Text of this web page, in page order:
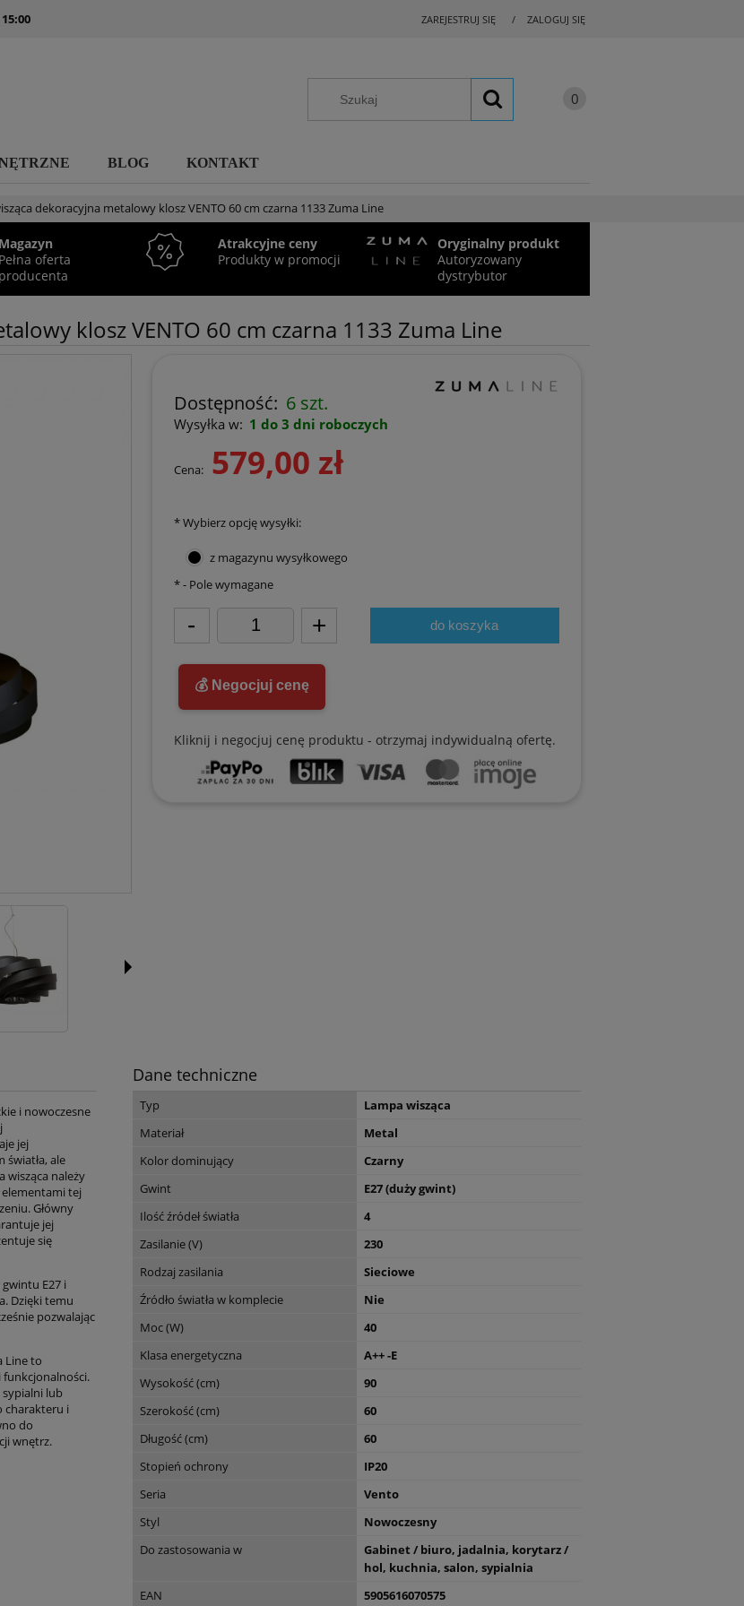
ZAREJESTRUJ SIĘ ZALOGUJ SIĘ
BLOG KONTAKT
dekoracyjna metalowy klosz VENTO 60 cm czarna 1133 Zuma Line
Magazyn
Pełna oferta
producenta
Atrakcyjne ceny
Produkty w promocji
Oryginalny produkt
Autoryzowany
dystrybutor
klosz VENTO 60 cm czarna 1133 Zuma Line
Dostępność: 6 szt.
Wysyłka w: 1 do 3 dni roboczych
Cena: 579,00 zł
*Wybierz opcję wysyłki:
z magazynu wysyłkowego
- + do koszyka
*- Pole wymagane
💰 Negocjuj cenę
Kliknij i negocjuj cenę produktu - otrzymaj indywidualną ofertę.
i nowoczesne
jej
światła, ale
wisząca należy
elementami tej
Główny
jej
się
E27 i
Dzięki temu
pozwalając
Line to
funkcjonalności.
sypialni lub
charakteru i
do
wnętrz.
Dane techniczne
Typ
Lampa wisząca
Materiał
Metal
Kolor dominujący
Czarny
Gwint
E27 (duży gwint)
Ilość źródeł światła
4
Zasilanie (V)
230
Rodzaj zasilania
Sieciowe
Źródło światła w komplecie
Nie
Moc (W)
40
Klasa energetyczna
A++ -E
Wysokość (cm)
90
Szerokość (cm)
60
Długość (cm)
60
Stopień ochrony
IP20
Seria
Vento
Styl
Nowoczesny
Do zastosowania w
Gabinet / biuro, jadalnia, korytarz /
hol, kuchnia, salon, sypialnia
EAN
5905616070575